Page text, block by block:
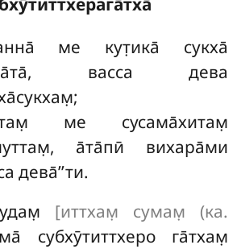
ме кут̣ика̄ сукха̄
васса дева
ме сусама̄хитам̣
а̄та̄пӣ вихара̄ми
дева̄’’ти.
[иттхам̣ сумам̣ (ка.
субхӯтиттхеро га̄тхам̣